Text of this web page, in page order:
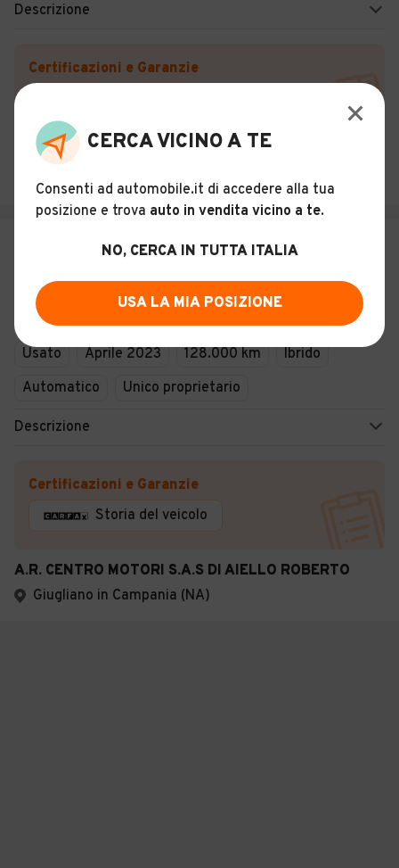
Descrizione
Certificazioni e Garanzie
ARIEL CAR NAPOLI
Pozzuoli (NA)
€ 27.900
Bright auto Uniprop
Usato Aprile 2023 128.000 km
Ibrido
Automatico
Unico proprietario
Descrizione
Certificazioni e Garanzie
Storia del veicolo
A.R. CENTRO MOTORI S.A.S DI AIELLO ROBERTO
Giugliano in Campania (NA)
CERCA VICINO A TE
Consenti ad automobile.it di accedere alla tua
posizione e trova auto in vendita vicino a te.
NO, CERCA IN TUTTA ITALIA
USA LA MIA POSIZIONE